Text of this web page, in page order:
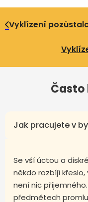
Vyklízení
Často
Jak pracujete v
Se vší úctou a
někdo rozbíjí
není nic
předmětech